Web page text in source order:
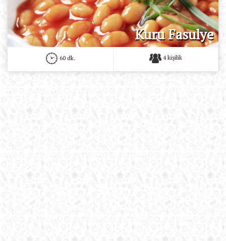
Kuru Fasulye
60 dk. 4 kişilik